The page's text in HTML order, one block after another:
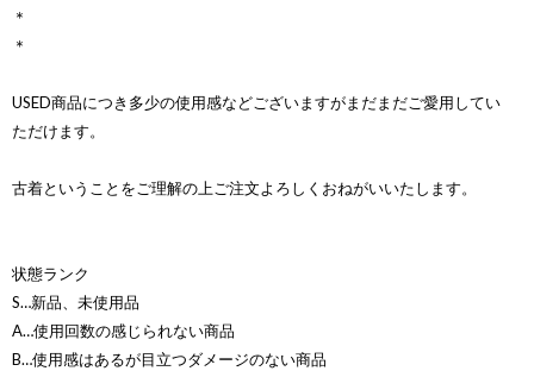
＊
＊
USED商品につき多少の使用感などございますがまだまだご愛用してい
ただけます。
古着ということをご理解の上ご注文よろしくおねがいいたします。
状態ランク
S…新品、未使用品
A…使用回数の感じられない商品
B…使用感はあるが目立つダメージのない商品